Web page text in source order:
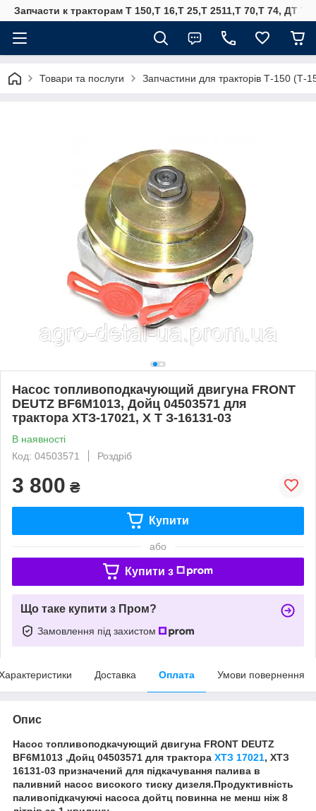
Запчасти к тракторам Т 150,Т 16,Т 25,Т 2511,Т 70,Т 74, ДТ
Товари та послуги Запчастини для тракторів Т-150
Насос топливоподкачующий двигуна FRONT
DEUTZ BF6M1013, Дойц 04503571 для
трактора ХТЗ-17021, Х Т З-16131-03
В наявності
Код: 04503571
Роздріб
3 800 ₴
Купити
або
Купити з
Що таке купити з Пром?
Замовлення під захистом
Доставка Оплата Умови повернення
Опис
Насос топливоподкачующий двигуна FRONT DEUTZ
BF6M1013 ,Дойц 04503571 для трактора ХТЗ 17021, ХТЗ
16131-03 призначений для підкачування палива в
паливний насос високого тиску дизеля.Продуктивність
паливопідкачуючі насоса дойтц повинна не менш ніж 8